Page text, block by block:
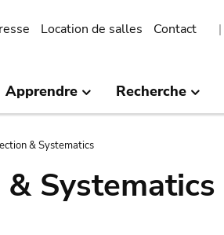
Location de salles Contact
Apprendre Recherche
& Systematics
Systematics